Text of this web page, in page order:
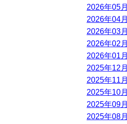
2026年05月
2026年04月
2026年03月
2026年02月
2026年01月
2025年12月
2025年11月
2025年10月
2025年09月
2025年08月